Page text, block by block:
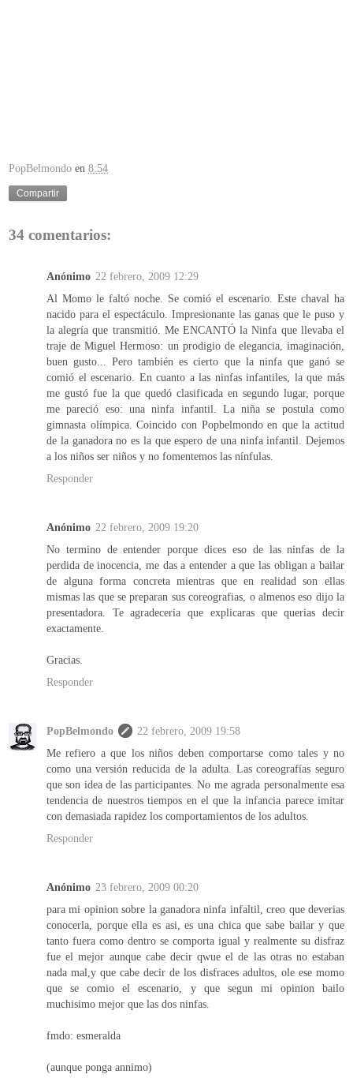
PopBelmondo en 8:54
Compartir
34 comentarios:
Anónimo 22 febrero, 2009 12:29
Al Momo le faltó noche. Se comió el escenario. Este chaval ha
nacido para el espectáculo. Impresionante las ganas que le puso y
la alegría que transmitió. Me ENCANTÓ la Ninfa que llevaba el
traje de Miguel Hermoso: un prodigio de elegancia, imaginación,
buen gusto... Pero también es cierto que la ninfa que ganó se
comió el escenario. En cuanto a las ninfas infantiles, la que más
me gustó fue la que quedó clasificada en segundo lugar, porque
me pareció eso: una ninfa infantil. La niña se postula como
gimnasta olímpica. Coincido con Popbelmondo en que la actitud
de la ganadora no es la que espero de una ninfa infantil. Dejemos
a los niños ser niños y no fomentemos las nínfulas.
Responder
Anónimo 22 febrero, 2009 19:20
No termino de entender porque dices eso de las ninfas de la
perdida de inocencia, me das a entender a que las obligan a bailar
de alguna forma concreta mientras que en realidad son ellas
mismas las que se preparan sus coreografias, o almenos eso dijo la
presentadora. Te agradeceria que explicaras que querias decir
exactamente.
Gracias.
Responder
PopBelmondo
22 febrero, 2009 19:58
Me refiero a que los niños deben comportarse como tales y no
como una versión reducida de la adulta. Las coreografías seguro
que son idea de las participantes. No me agrada personalmente esa
tendencia de nuestros tiempos en el que la infancia parece imitar
con demasiada rapidez los comportamientos de los adultos.
Responder
Anónimo 23 febrero, 2009 00:20
para mi opinion sobre la ganadora ninfa infaltil, creo que deverias
conocerla, porque ella es asi, es una chica que sabe bailar y que
tanto fuera como dentro se comporta igual y realmente su disfraz
fue el mejor aunque cabe decir qwue el de las otras no estaban
nada mal,y que cabe decir de los disfraces adultos, ole ese momo
que se comio el escenario, y que segun mi opinion bailo
muchisimo mejor que las dos ninfas.
fmdo: esmeralda
(aunque ponga annimo)